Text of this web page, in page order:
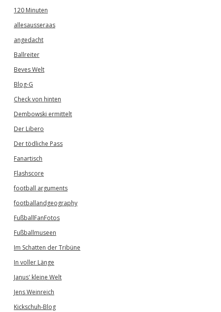
120 Minuten
allesausseraas
angedacht
Ballreiter
Beves Welt
Blog-G
Check von hinten
Dembowski ermittelt
Der Libero
Der tödliche Pass
Fanartisch
Flashscore
football arguments
footballandgeography
FußballFanFotos
Fußballmuseen
Im Schatten der Tribüne
In voller Länge
Janus' kleine Welt
Jens Weinreich
Kickschuh-Blog